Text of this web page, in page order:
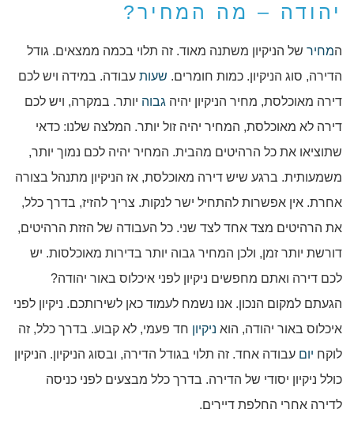
יהודה – מה המחיר?
המחיר של הניקיון משתנה מאוד. זה תלוי בכמה ממצאים. גודל
הדירה, סוג הניקיון. כמות חומרים. שעות עבודה. במידה ויש לכם
דירה מאוכלסת, מחיר הניקיון יהיה גבוה יותר. במקרה, ויש לכם
דירה לא מאוכלסת, המחיר יהיה זול יותר. המלצה שלנו: כדאי
שתוציאו את כל הרהיטים מהבית. המחיר יהיה לכם נמוך יותר,
משמעותית. ברגע שיש דירה מאוכלסת, אז הניקיון מתנהל בצורה
אחרת. אין אפשרות להתחיל ישר לנקות. צריך להזיז, בדרך כלל,
את הרהיטים מצד אחד לצד שני. כל העבודה של הזזת הרהיטים,
דורשת יותר זמן, ולכן המחיר גבוה יותר בדירות מאוכלסות. יש
לכם דירה ואתם מחפשים ניקיון לפני איכלוס באור יהודה?
הגעתם למקום הנכון. אנו נשמח לעמוד כאן לשירותכם. ניקיון לפני
איכלוס באור יהודה, הוא ניקיון חד פעמי, לא קבוע. בדרך כלל, זה
לוקח יום עבודה אחד. זה תלוי בגודל הדירה, ובסוג הניקיון. הניקיון
כולל ניקיון יסודי של הדירה. בדרך כלל מבצעים לפני כניסה
לדירה אחרי החלפת דיירים.